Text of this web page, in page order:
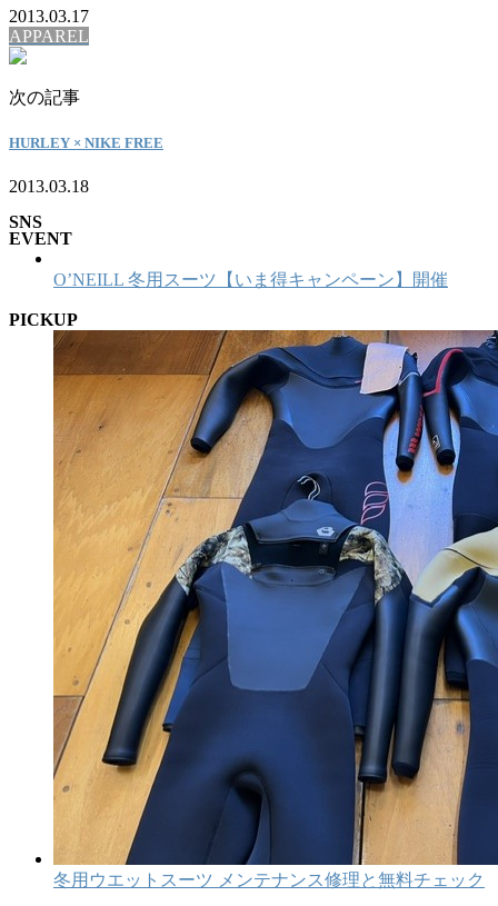
2013.03.17
APPAREL
次の記事
HURLEY × NIKE FREE
2013.03.18
SNS
EVENT
O’NEILL 冬用スーツ【いま得キャンペーン】開催
PICKUP
冬用ウエットスーツ メンテナンス修理と無料チェック